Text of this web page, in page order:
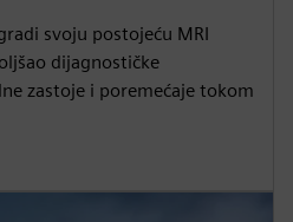
svoju postojeću MRI
dijagnostičke
zastoje i poremećaje tokom